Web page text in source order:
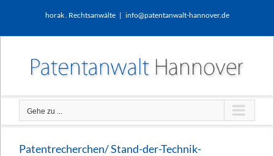
horak . Rechtsanwälte | info@patentanwalt-hannover.de
Gehe zu ...
Patentrecherchen/ Stand-der-Technik-